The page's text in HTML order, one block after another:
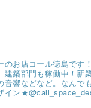
のお店コール徳島です
築部門も稼働中！ 新
響などなど。 なんで
イン★